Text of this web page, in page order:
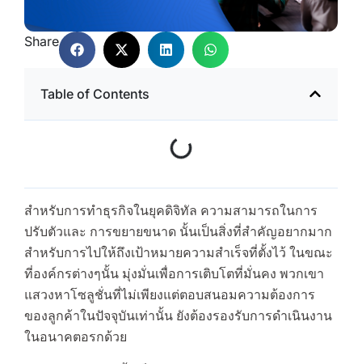
Share
Table of Contents
สำหรับการทำธุรกิจในยุคดิจิทัล ความสามารถในการ
ปรับตัวและ การขยายขนาด นั้นเป็นสิ่งที่สำคัญอยากมาก
สำหรับการไปให้ถึงเป้าหมายความสำเร็จที่ตั้งไว้ ในขณะ
ที่องค์กรต่างๆนั้น มุ่งมั่นเพื่อการเติบโตที่มั่นคง พวกเขา
แสวงหาโซลูชั่นที่ไม่เพียงแต่ตอบสนอมความต้องการ
ของลูกค้าในปัจจุบันเท่านั้น ยังต้องรองรับการดำเนินงาน
ในอนาคตอรกด้วย